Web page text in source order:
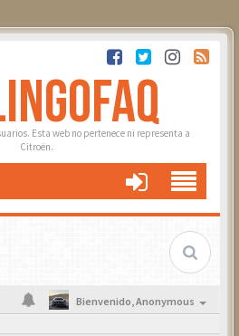
Esta web no pertenece ni representa a
Citroën.
Bienvenido,Anonymous